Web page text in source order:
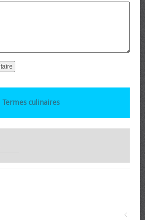
Termes culinaires